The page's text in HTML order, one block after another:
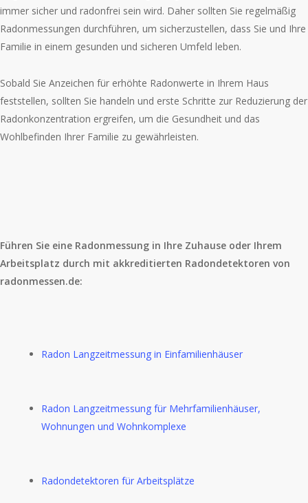
immer sicher und radonfrei sein wird. Daher sollten Sie regelmäßig
Radonmessungen durchführen, um sicherzustellen, dass Sie und Ihre
Familie in einem gesunden und sicheren Umfeld leben.
Sobald Sie Anzeichen für erhöhte Radonwerte in Ihrem Haus
feststellen, sollten Sie handeln und erste Schritte zur Reduzierung der
Radonkonzentration ergreifen, um die Gesundheit und das
Wohlbefinden Ihrer Familie zu gewährleisten.
Führen Sie eine Radonmessung in Ihre Zuhause oder Ihrem
Arbeitsplatz durch mit akkreditierten Radondetektoren von
radonmessen.de:
Radon Langzeitmessung in Einfamilienhäuser
Radon Langzeitmessung für Mehrfamilienhäuser,
Wohnungen und Wohnkomplexe
Radondetektoren für Arbeitsplätze